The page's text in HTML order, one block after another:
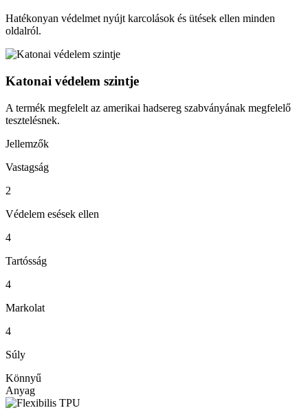
Hatékonyan védelmet nyújt karcolások és ütések ellen minden
oldalról.
Katonai védelem szintje
A termék megfelelt az amerikai hadsereg szabványának megfelelő
tesztelésnek.
Jellemzők
Vastagság
2
Védelem esések ellen
4
Tartósság
4
Markolat
4
Súly
Könnyű
Anyag